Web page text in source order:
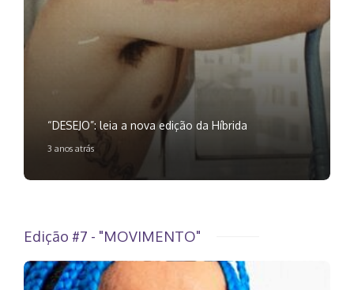
“DESEJO”: leia a nova edição da Híbrida
3 anos atrás
Edição #7 - "MOVIMENTO"